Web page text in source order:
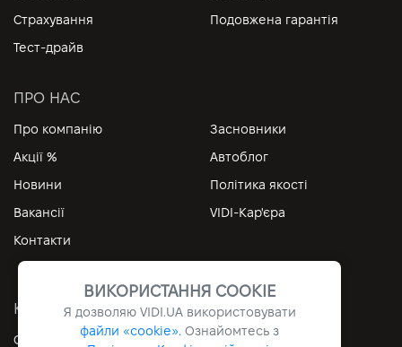
Страхування
Подовжена гарантія
Тест-драйв
ПРО НАС
Про компанію
Засновники
Акції %
Автоблог
Новини
Політика якості
Вакансії
VIDI-Кар'єра
Контакти
КОРИСНІ ПОСИЛАННЯ
Особистий кабінет Контакти
ВИКОРИСТАННЯ COOKIE
Я дозволяю VIDI.UAвикористовувати
файли «cookie». Ознайомтесь з